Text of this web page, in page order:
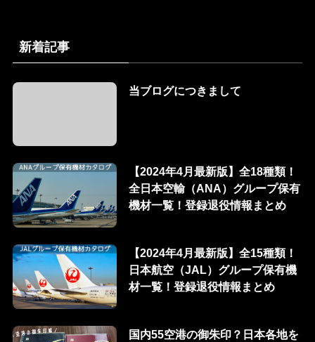
新着記事
当ブログにつきまして
【2024年4月最新版】全18種類！
全日本空輸（ANA）グループ保有
機材一覧！登録退役情報まとめ
【2024年4月最新版】全15種類！
日本航空（JAL）グループ保有機
材一覧！登録退役情報まとめ
国内55空港の御朱印？日本各地を